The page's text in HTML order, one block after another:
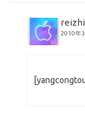
reizhi
2010年